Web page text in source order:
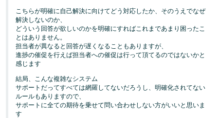
-
JP
English
- JP
さ
っ
そ
く
始
め
る
こちらが明確に自己解決に向けてどう対応したか、そのうえでなぜ
解決しないのか、
どういう回答が欲しいのかを明確にすればこれまであまり困ったこ
とはありません。
担当者が異なると回答が遅くなることもありますが、
進捗の催促を行えば担当者への催促は行って頂てるのではないかと
感じます
結局、こんな複雑なシステム
サポートだってすべては網羅してないだろうし、明確化されてない
ルールもありますので、
サポートに全ての期待を乗せて問い合わせしない方がいいと思いま
す